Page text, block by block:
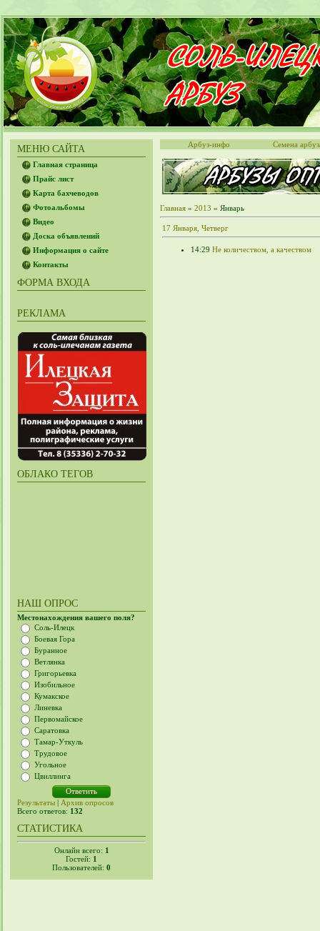
МЕНЮ САЙТА
Главная страница
Прайс лист
Карта бахчеводов
Фотоальбомы
Видео
Доска объявлений
Информация о сайте
Контакты
ФОРМА ВХОДА
РЕКЛАМА
ОБЛАКО ТЕГОВ
НАШ ОПРОС
Местонахождения вашего поля?
Соль-Илецк
Боевая Гора
Буранное
Ветлянка
Григорьевка
Изобильное
Кумакское
Линевка
Первомайское
Саратовка
Тамар-Уткуль
Трудовое
Угольное
Цвиллинга
Результаты | Архив опросов
Всего ответов: 132
СТАТИСТИКА
Онлайн всего: 1
Гостей: 1
Пользователей: 0
Арбуз-инфо Семена
Главная » 2013 » Январь
17 Января, Четверг
14:29 Не количеством, а качеством